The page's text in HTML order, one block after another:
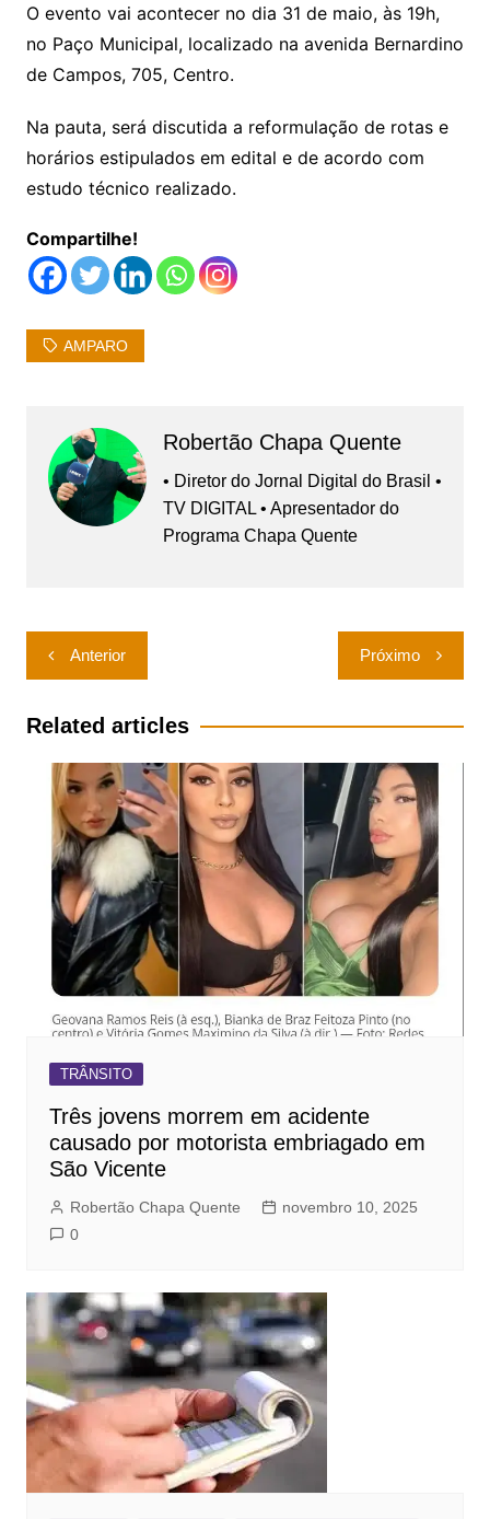
O evento vai acontecer no dia 31 de maio, às 19h,
no Paço Municipal, localizado na avenida Bernardino
de Campos, 705, Centro.
Na pauta, será discutida a reformulação de rotas e
horários estipulados em edital e de acordo com
estudo técnico realizado.
Compartilhe!
AMPARO
Robertão Chapa Quente
• Diretor do Jornal Digital do Brasil •
TV DIGITAL • Apresentador do
Programa Chapa Quente
Navegação
de
Post
Anterior Próximo
Related articles
TRÂNSITO
Três jovens morrem em acidente
causado por motorista embriagado em
São Vicente
Robertão Chapa Quente
novembro 10, 2025
0